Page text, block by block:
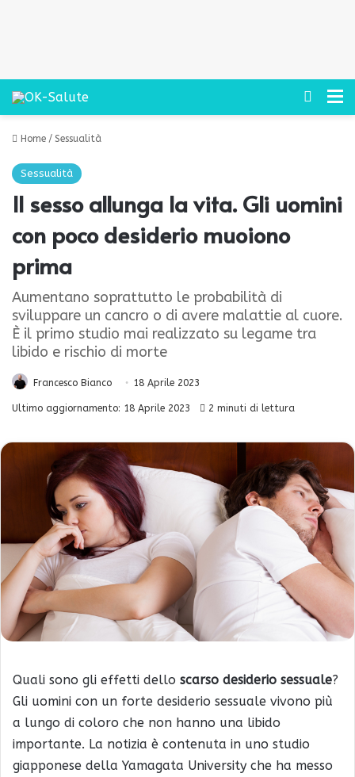
Cerca
Home / Sessualità
Sessualità
Il sesso allunga la vita. Gli uomini
con poco desiderio muoiono
prima
Aumentano soprattutto le probabilità di
sviluppare un cancro o di avere malattie al cuore.
È il primo studio mai realizzato su legame tra
libido e rischio di morte
Francesco Bianco 18 Aprile 2023
Ultimo aggiornamento: 18 Aprile 2023 2 minuti di lettura
Quali sono gli effetti dello scarso desiderio sessuale?
Gli uomini con un forte desiderio sessuale vivono più
a lungo di coloro che non hanno una libido
importante. La notizia è contenuta in uno studio
giapponese della Yamagata University che ha messo